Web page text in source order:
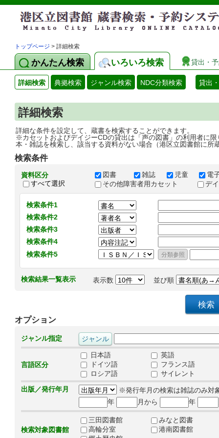
トップページ > 詳細検索
かんたん検索 いろいろ検索 貸出・
詳細検索 典拠検索 ジャンル検索 NDC分類検索 貸出
詳細検索
詳細な条件を設定して、蔵書を検索することができます。
※カセットおよびデイジーCDの貸出は「声の図書」の利用者に限
本・雑誌を検索し、該当する資料がない場合（港区立図書館に所
検索条件
資料区分
すべて選択
図書 雑誌 児童
電
その他障害者用カセット
デ
検索条件1
検索条件2
検索条件3
検索条件4
検索条件5
検索結果一覧表示 表示数 並び順
オプション
ジャンル指定
言語区分
日本語
英語
ドイツ語
フランス語
ロシア語
サイレント
出版／発行年月
※発行年月の検索は雑誌のみ対
年
月から 年
検索対象図書館
三田図書館
みなと図書
高輪分室
港南図書館